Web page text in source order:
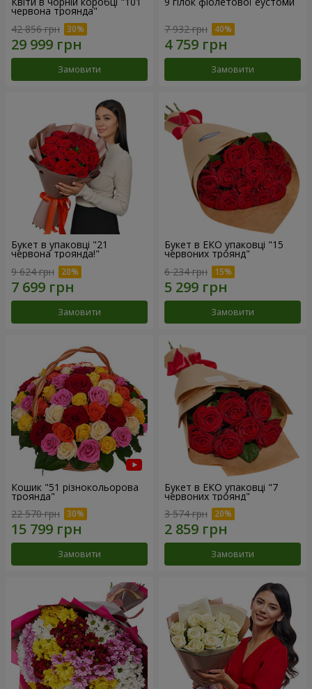
червона троянда"
42 856 грн
Замовити
7 932 грн
Замовити
Букет в упаковці "21
червона троянда!"
9 624 грн
Замовити
Букет в ЕКО упаковці "15
червоних троянд"
6 234 грн
Замовити
Кошик "51 різнокольорова
троянда"
22 570 грн
Замовити
Букет в ЕКО упаковці "7
червоних троянд"
3 574 грн
Замовити